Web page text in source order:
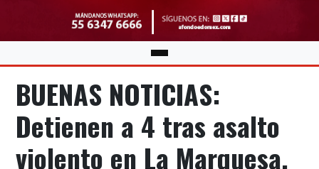
BUENAS NOTICIAS:
Detienen a 4 tras asalto
violento en La Marquesa,